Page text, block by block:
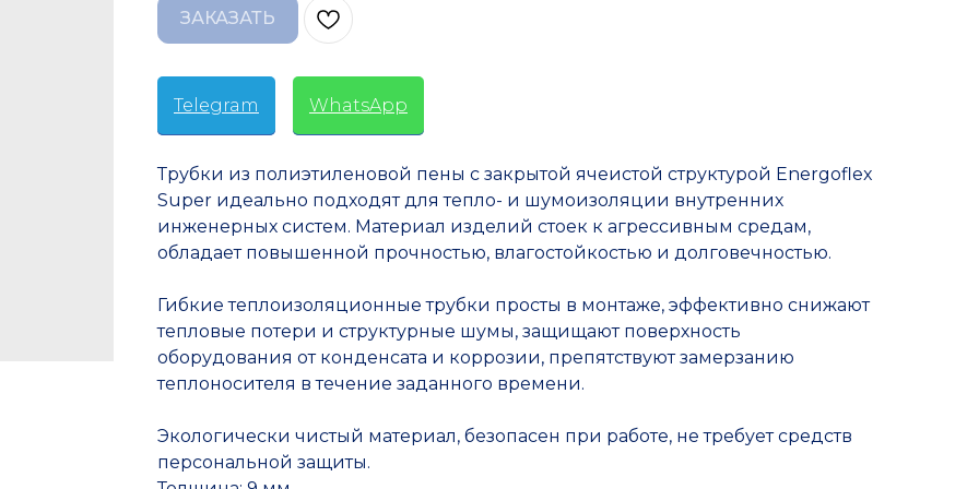
ЗАКАЗАТЬ
Telegram WhatsApp
Трубки из полиэтиленовой пены с закрытой ячеистой структурой Energoflex
Super идеально подходят для тепло- и шумоизоляции внутренних
инженерных систем. Материал изделий стоек к агрессивным средам,
обладает повышенной прочностью, влагостойкостью и долговечностью.
Гибкие теплоизоляционные трубки просты в монтаже, эффективно снижают
тепловые потери и структурные шумы, защищают поверхность
оборудования от конденсата и коррозии, препятствуют замерзанию
теплоносителя в течение заданного времени.
Экологически чистый материал, безопасен при работе, не требует средств
персональной защиты.